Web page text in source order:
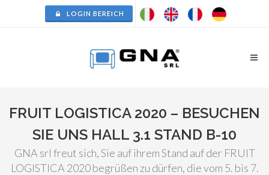
LOGIN BEREICH
FRUIT LOGISTICA 2020 – BESUCHEN
SIE UNS HALL 3.1 STAND B-10
GNA srl freut sich, Sie auf ihrem Stand auf der FRUIT
LOGISTICA 2020 begrüßen zu dürfen, die vom 5. bis 7.